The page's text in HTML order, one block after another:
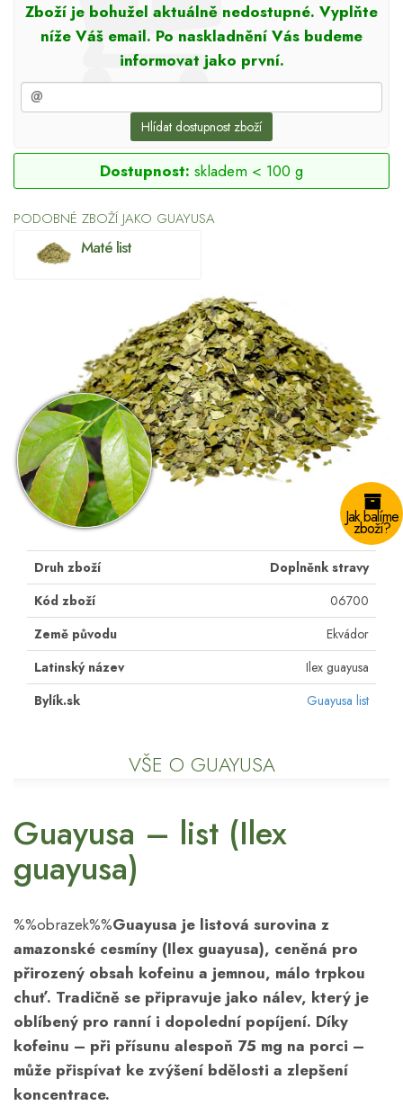
Zboží je bohužel aktuálně nedostupné. Vyplňte
níže Váš email. Po naskladnění Vás budeme
informovat jako první.
Hlídat dostupnost zboží
Dostupnost: skladem < 100 g
PODOBNÉ ZBOŽÍ JAKO GUAYUSA
Maté list
Jak balíme
zboží?
Druh zboží
Doplněnk stravy
Kód zboží
06700
Země původu
Ekvádor
Latinský název
Ilex guayusa
Bylík.sk
Guayusa list
VŠE O GUAYUSA
Guayusa – list (Ilex
guayusa)
%%obrazek%%Guayusa je listová surovina z
amazonské cesmíny (Ilex guayusa), ceněná pro
přirozený obsah kofeinu a jemnou, málo trpkou
chuť. Tradičně se připravuje jako nálev, který je
oblíbený pro ranní i dopolední popíjení. Díky
kofeinu – při přísunu alespoň 75 mg na porci –
může přispívat ke zvýšení bdělosti a zlepšení
koncentrace.